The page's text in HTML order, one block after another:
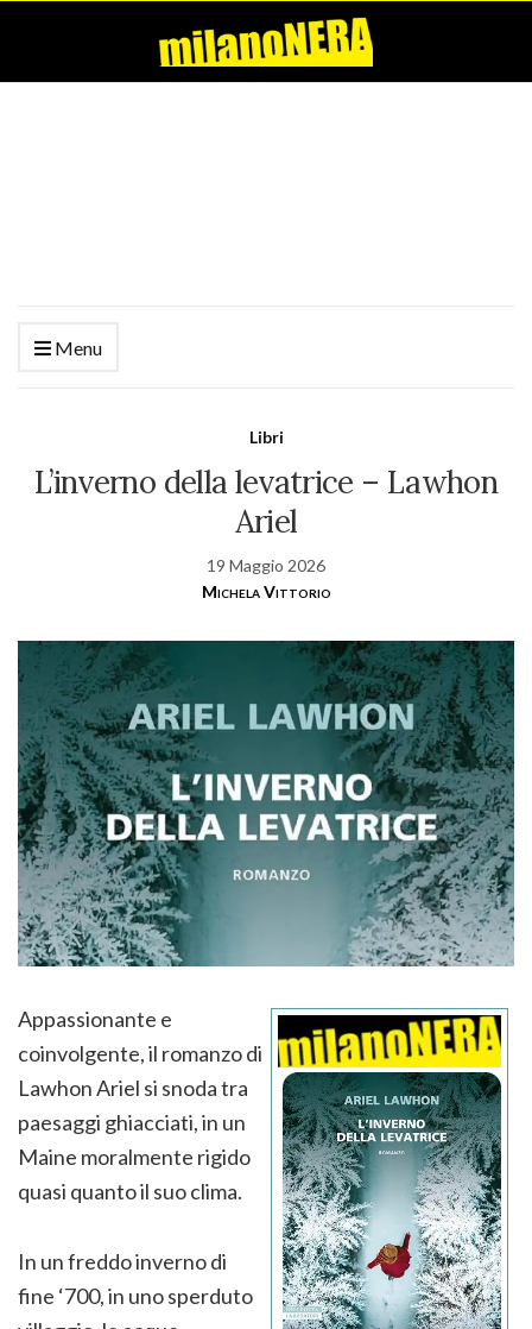
Menu
Libri
L’inverno della levatrice – Lawhon
Ariel
19 Maggio 2026
Michela Vittorio
Appassionante e
coinvolgente, il romanzo di
Lawhon Ariel si snoda tra
paesaggi ghiacciati, in un
Maine moralmente rigido
quasi quanto il suo clima.
In un freddo inverno di
fine ‘700, in uno sperduto